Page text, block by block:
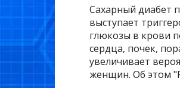
Сахарный диабет
выступает
глюкозы в крови
сердца, почек,
увеличивает
женщин. Об этом